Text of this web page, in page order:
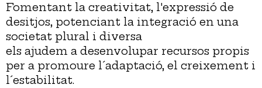
Fomentant la creativitat, l'expressió de
desitjos, potenciant la integració en una
societat plural i diversa
els ajudem a desenvolupar recursos propis
per a promoure l´adaptació, el creixement i
l´estabilitat.